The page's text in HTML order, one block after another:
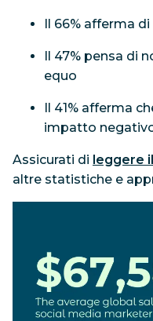
Il 66% afferma
Il 47% pensa di
equo
Il 41% afferma
impatto
Assicurati di leggere
altre statistiche e